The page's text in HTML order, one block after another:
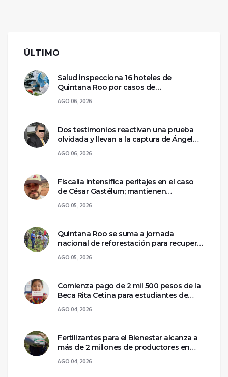
ÚLTIMO
Salud inspecciona 16 hoteles de
Quintana Roo por casos de
ciclosporiasis
AGO 06, 2026
Dos testimonios reactivan una prueba
olvidada y llevan a la captura de Ángel
Aguirre
AGO 06, 2026
Fiscalía intensifica peritajes en el caso
de César Gastélum; mantienen
asegurada la escena del crimen
AGO 05, 2026
Quintana Roo se suma a jornada
nacional de reforestación para recuperar
ecosistemas del sur
AGO 05, 2026
Comienza pago de 2 mil 500 pesos de la
Beca Rita Cetina para estudiantes de
primaria
AGO 04, 2026
Fertilizantes para el Bienestar alcanza a
más de 2 millones de productores en
México
AGO 04, 2026